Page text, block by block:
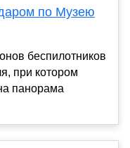
по Музею
беспилотников
при котором
панорама